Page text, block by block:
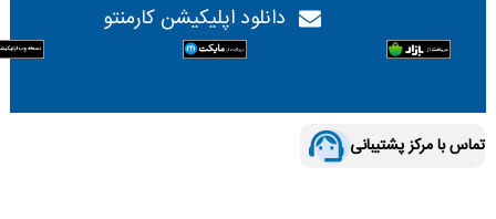
دانلود اپلیکیشن کارمنتو
تماس با مرکز پشتیبانی